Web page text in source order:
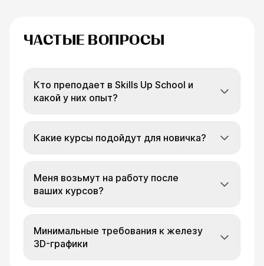
ЧАСТЫЕ ВОПРОСЫ
Кто преподает в Skills Up School и
какой у них опыт?
Какие курсы подойдут для новичка?
Меня возьмут на работу после
ваших курсов?
Минимальные требования к железу
3D-графики